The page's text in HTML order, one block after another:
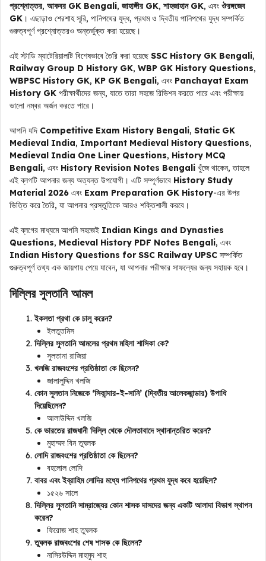
প্রশ্নোত্তর, আকবর GK Bengali, জাহাঙ্গীর GK, শাহজাহান GK, এবং ঔরঙ্গজেব
GK । এছাড়াও শেরশাহ সূরি, পানিপথের যুদ্ধ, প্রথম ও দ্বিতীয় পানিপথের যুদ্ধ সম্পর্কিত
গুরুত্বপূর্ণ প্রশ্নোত্তরও অন্তর্ভুক্ত করা হয়েছে।
এই স্টাডি ম্যাটেরিয়ালটি বিশেষভাবে তৈরি করা হয়েছে SSC History GK Bengali,
Railway Group D History GK, WBP GK History Questions,
WBPSC History GK, KP GK Bengali, এবং Panchayat Exam
History GK পরীক্ষার্থীদের জন্য, যাতে তারা সহজে রিভিশন করতে পারে এবং পরীক্ষায়
ভালো নম্বর অর্জন করতে পারে।
আপনি যদি Competitive Exam History Bengali, Static GK
Medieval India, Important Medieval History Questions,
Medieval India One Liner Questions, History MCQ
Bengali, এবং History Revision Notes Bengali খুঁজে থাকেন, তাহলে
এই ব্লগটি আপনার জন্য অত্যন্ত উপযোগী। এটি সম্পূর্ণভাবে History Study
Material 2026 এবং Exam Preparation GK History-এর উপর
ভিত্তি করে তৈরি, যা আপনার প্রস্তুতিকে আরও শক্তিশালী করবে।
এই ব্লগের মাধ্যমে আপনি সহজেই Indian Kings and Dynasties
Questions, Medieval History PDF Notes Bengali, এবং
Indian History Questions for SSC Railway UPSC সম্পর্কিত
গুরুত্বপূর্ণ তথ্য এক জায়গায় পেয়ে যাবেন, যা আপনার পরীক্ষার সাফল্যের জন্য সহায়ক হবে।
দিল্লির সুলতানি আমল
ইকলতা প্রথা কে চালু করেন?
ইলতুতমিস
দিল্লির সুলতানি আমলের প্রথম মহিলা শাসিকা কে?
সুলতানা রাজিয়া
খলজি রাজবংশের প্রতিষ্ঠাতা কে ছিলেন?
জালালুদ্দিন খলজি
কোন সুলতান নিজেকে ‘সিকান্দার-ই-সানি’ (দ্বিতীয় আলেকজান্ডার) উপাধি
দিয়েছিলেন?
আলাউদ্দিন খলজি
কে ভারতের রাজধানী দিল্লি থেকে দৌলতাবাদে স্থানান্তরিত করেন?
মুহাম্মদ বিন তুঘলক
লোদি রাজবংশের প্রতিষ্ঠাতা কে ছিলেন?
বহলোল লোদি
বাবর এবং ইব্রাহিম লোদির মধ্যে পানিপথের প্রথম যুদ্ধ কবে হয়েছিল?
১৫২৬ সালে
দিল্লির সুলতানি সাম্রাজ্যের কোন শাসক দাসদের জন্য একটি আলাদা বিভাগ স্থাপন
করেন?
ফিরোজ শাহ তুঘলক
তুঘলক রাজবংশের শেষ শাসক কে ছিলেন?
নাসিরউদ্দিন মাহমুদ শাহ